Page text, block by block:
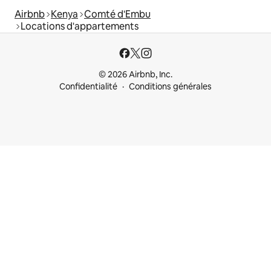
Airbnb Kenya Comté d'Embu
Locations d'appartements
© 2026 Airbnb, Inc.
Confidentialité
Conditions générales